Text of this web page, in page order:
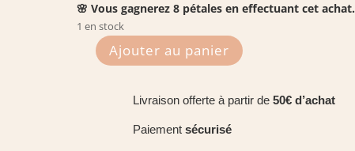
🌸 Vous gagnerez 8 pétales en effectuant cet achat.
1 en stock
quantitéAjouter au panier
Livraison offerte à partir de 50€ d’achat
Paiement sécurisé